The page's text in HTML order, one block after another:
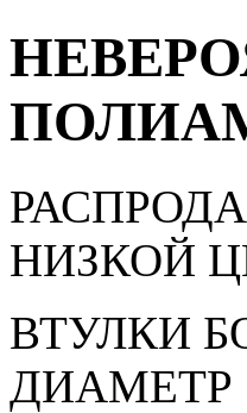
НИЗКОЙ
ВТУЛКИ
ДИАМЕТР